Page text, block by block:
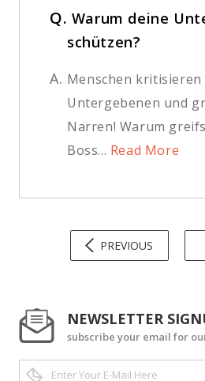
Q. Warum deine
schützen?
A. Menschen kritisieren
Untergebenen und
Narren! Warum
Boss... Read More
PREVIOUS
NEWSLETTER
subscribe your email for